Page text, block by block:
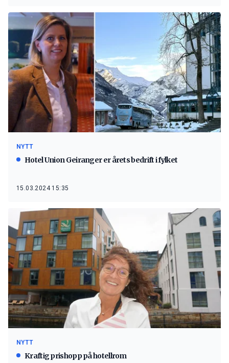
NYTT
Hotel Union Geiranger er årets bedrift i fylket
15.03.2024 15:35
NYTT
Kraftig prishopp på hotellrom